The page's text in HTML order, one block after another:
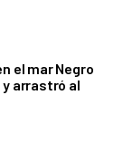
el mar Negro
arrastró al